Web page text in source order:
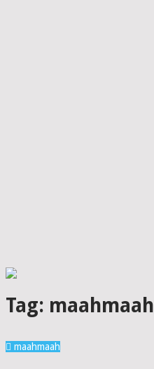
Tag: maahmaah
maahmaah